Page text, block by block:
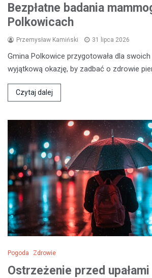
Bezpłatne badania
Polkowicach
Przemysław Kamiński 31 lipca 2026
Gmina Polkowice przygotowała dla
wyjątkową okazję, by zadbać o zdrowie
Czytaj dalej
Pogoda Zdrowie
Ostrzeżenie przed upałami